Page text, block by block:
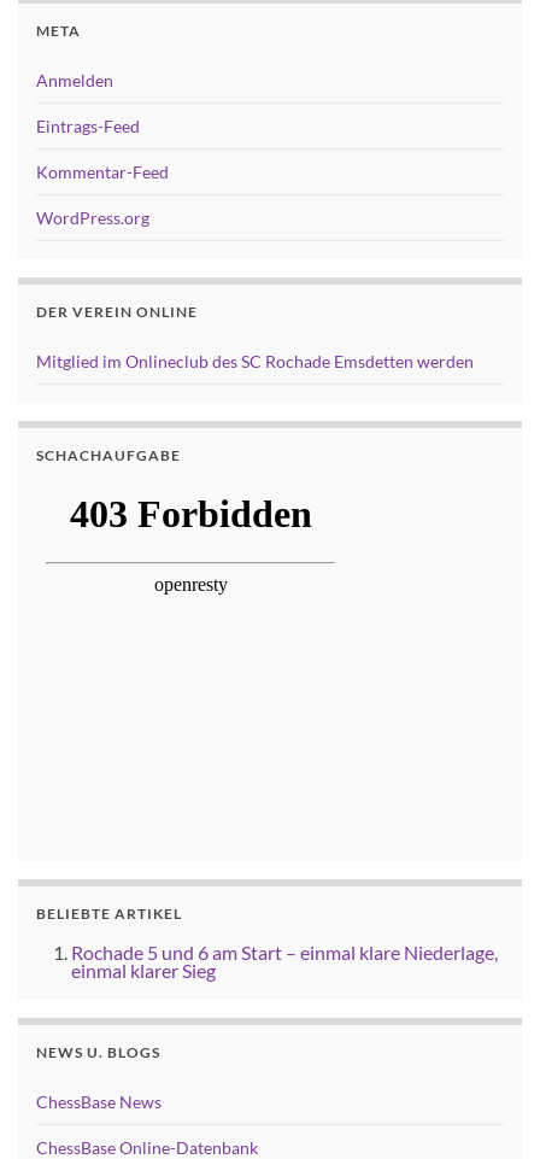
META
Anmelden
Eintrags-Feed
Kommentar-Feed
WordPress.org
DER VEREIN ONLINE
Mitglied im Onlineclub des SC Rochade Emsdetten werden
SCHACHAUFGABE
BELIEBTE ARTIKEL
Rochade 5 und 6 am Start – einmal klare Niederlage,
einmal klarer Sieg
NEWS U. BLOGS
ChessBase News
ChessBase Online-Datenbank